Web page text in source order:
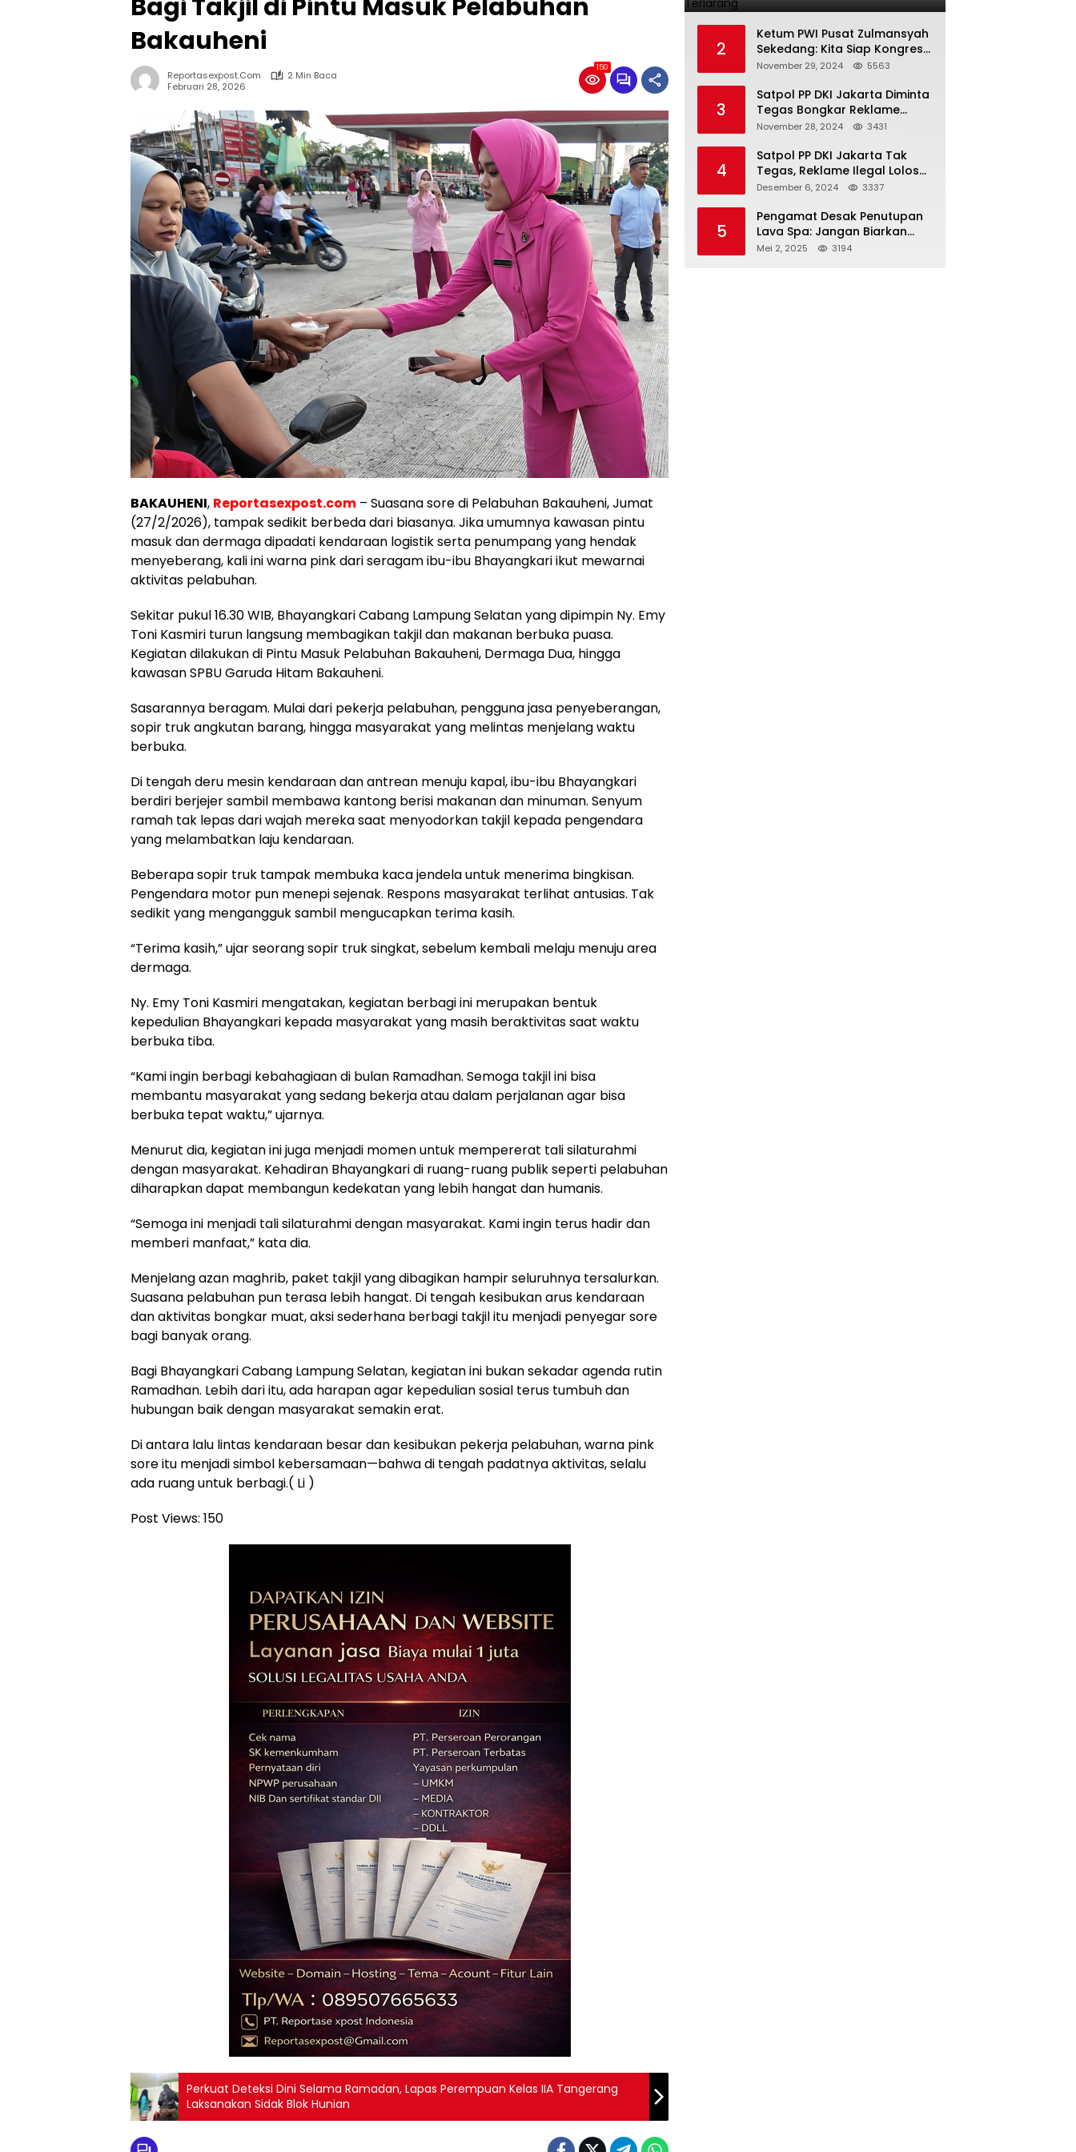
Bagi Takjil di Pintu Masuk Pelabuhan
Bakauheni
Reportasexpost.com
2 Min Baca
Februari 28, 2026
150
BAKAUHENI, Reportasexpost.com – Suasana sore di Pelabuhan Bakauheni, Jumat
(27/2/2026), tampak sedikit berbeda dari biasanya. Jika umumnya kawasan pintu
masuk dan dermaga dipadati kendaraan logistik serta penumpang yang hendak
menyeberang, kali ini warna pink dari seragam ibu-ibu Bhayangkari ikut mewarnai
aktivitas pelabuhan.
Sekitar pukul 16.30 WIB, Bhayangkari Cabang Lampung Selatan yang dipimpin Ny. Emy
Toni Kasmiri turun langsung membagikan takjil dan makanan berbuka puasa.
Kegiatan dilakukan di Pintu Masuk Pelabuhan Bakauheni, Dermaga Dua, hingga
kawasan SPBU Garuda Hitam Bakauheni.
Sasarannya beragam. Mulai dari pekerja pelabuhan, pengguna jasa penyeberangan,
sopir truk angkutan barang, hingga masyarakat yang melintas menjelang waktu
berbuka.
Di tengah deru mesin kendaraan dan antrean menuju kapal, ibu-ibu Bhayangkari
berdiri berjejer sambil membawa kantong berisi makanan dan minuman. Senyum
ramah tak lepas dari wajah mereka saat menyodorkan takjil kepada pengendara
yang melambatkan laju kendaraan.
Beberapa sopir truk tampak membuka kaca jendela untuk menerima bingkisan.
Pengendara motor pun menepi sejenak. Respons masyarakat terlihat antusias. Tak
sedikit yang mengangguk sambil mengucapkan terima kasih.
“Terima kasih,” ujar seorang sopir truk singkat, sebelum kembali melaju menuju area
dermaga.
Ny. Emy Toni Kasmiri mengatakan, kegiatan berbagi ini merupakan bentuk
kepedulian Bhayangkari kepada masyarakat yang masih beraktivitas saat waktu
berbuka tiba.
“Kami ingin berbagi kebahagiaan di bulan Ramadhan. Semoga takjil ini bisa
membantu masyarakat yang sedang bekerja atau dalam perjalanan agar bisa
berbuka tepat waktu,” ujarnya.
Menurut dia, kegiatan ini juga menjadi momen untuk mempererat tali silaturahmi
dengan masyarakat. Kehadiran Bhayangkari di ruang-ruang publik seperti pelabuhan
diharapkan dapat membangun kedekatan yang lebih hangat dan humanis.
“Semoga ini menjadi tali silaturahmi dengan masyarakat. Kami ingin terus hadir dan
memberi manfaat,” kata dia.
Menjelang azan maghrib, paket takjil yang dibagikan hampir seluruhnya tersalurkan.
Suasana pelabuhan pun terasa lebih hangat. Di tengah kesibukan arus kendaraan
dan aktivitas bongkar muat, aksi sederhana berbagi takjil itu menjadi penyegar sore
bagi banyak orang.
Bagi Bhayangkari Cabang Lampung Selatan, kegiatan ini bukan sekadar agenda rutin
Ramadhan. Lebih dari itu, ada harapan agar kepedulian sosial terus tumbuh dan
hubungan baik dengan masyarakat semakin erat.
Di antara lalu lintas kendaraan besar dan kesibukan pekerja pelabuhan, warna pink
sore itu menjadi simbol kebersamaan—bahwa di tengah padatnya aktivitas, selalu
ada ruang untuk berbagi.( Li )
Post Views: 150
Perkuat Deteksi Dini Selama Ramadan, Lapas Perempuan Kelas IIA Tangerang
Laksanakan Sidak Blok Hunian
Terlarang
2
Ketum PWI Pusat Zulmansyah
Sekedang: Kita Siap Kongres
PWI Sebelum 15 Desember
November 29, 2024 5563
3
Satpol PP DKI Jakarta Diminta
Tegas Bongkar Reklame
Ilegal
November 28, 2024 3431
4
Satpol PP DKI Jakarta Tak
Tegas, Reklame Ilegal Lolos
Penindakan
Desember 6, 2024 3337
5
Pengamat Desak Penutupan
Lava Spa: Jangan Biarkan
Hukum Tumpul Hadapi ‘Spa
Mei 2, 2025 3194